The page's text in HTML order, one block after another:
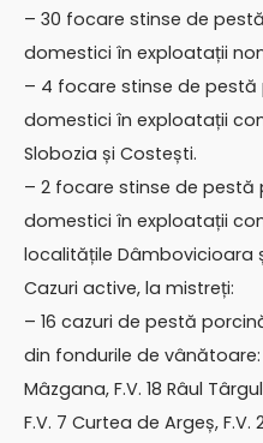
– 30 focare stinse de
domestici în exploatații
– 4 focare stinse de
domestici în exploatații
Slobozia și Costești.
– 2 focare stinse de
domestici în exploatații
localitățile Dâmbovicioara
Cazuri active, la mistreți:
– 16 cazuri de pestă
din fondurile de vânătoare:
Mâzgana, F.V. 18 Râul
F.V. 7 Curtea de Argeș, F.V.